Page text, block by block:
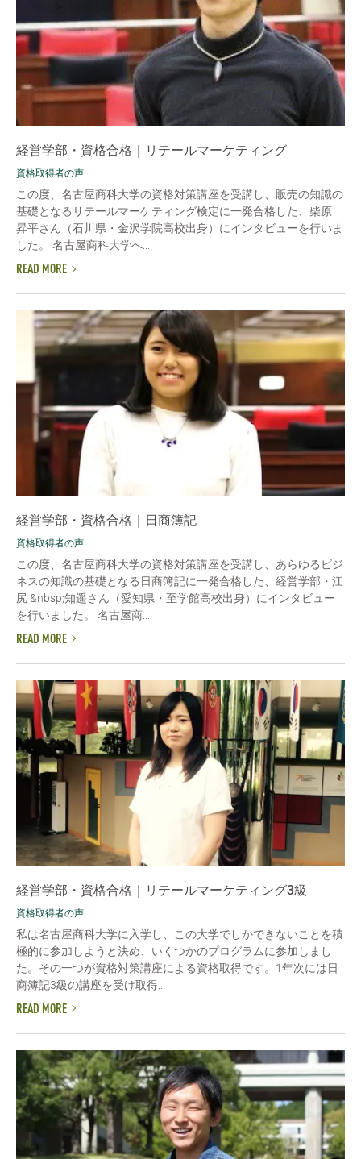
経営学部・資格合格｜リテールマーケティング
資格取得者の声
この度、名古屋商科大学の資格対策講座を受講し、販売の知識の
基礎となるリテールマーケティング検定に一発合格した、柴原
昇平さん（石川県・金沢学院高校出身）にインタビューを行いま
した。 名古屋商科大学へ...
READ MORE
経営学部・資格合格｜日商簿記
資格取得者の声
この度、名古屋商科大学の資格対策講座を受講し、あらゆるビジ
ネスの知識の基礎となる日商簿記に一発合格した、経営学部・江
尻 &nbsp;知遥さん（愛知県・至学館高校出身）にインタビュー
を行いました。 名古屋商...
READ MORE
経営学部・資格合格｜リテールマーケティング3級
資格取得者の声
私は名古屋商科大学に入学し、この大学でしかできないことを積
極的に参加しようと決め、いくつかのプログラムに参加しまし
た。その一つが資格対策講座による資格取得です。1年次には日
商簿記3級の講座を受け取得...
READ MORE